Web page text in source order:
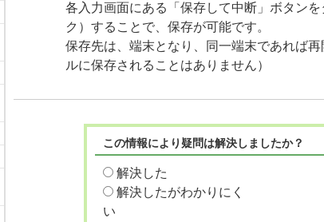
各入力画面にある「保存して中断」ボタン
ク）することで、保存が可能です。
保存先は、端末となり、同一端末であれば
ルに保存されることはありません）
この情報により疑問は解決しましたか？
解決した
解決したがわかりにく
い